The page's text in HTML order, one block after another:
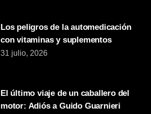
Los peligros de la automedicación
con vitaminas y suplementos
31 julio, 2026
El último viaje de un caballero del
motor: Adiós a Guido Guarnieri